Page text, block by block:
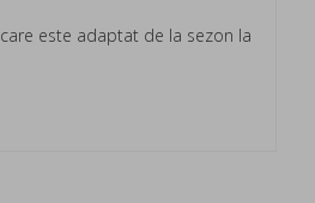
este adaptat de la sezon la